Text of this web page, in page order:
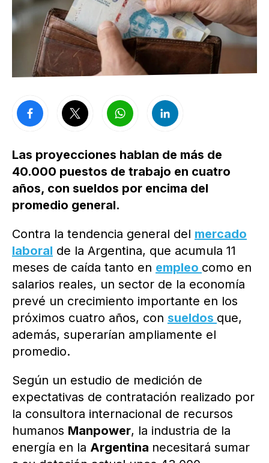
Las proyecciones hablan de más de
40.000 puestos de trabajo en cuatro
años, con sueldos por encima del
promedio general.
Contra la tendencia general del mercado
laboral de la Argentina, que acumula 11
meses de caída tanto en empleo como en
salarios reales, un sector de la economía
prevé un crecimiento importante en los
próximos cuatro años, con sueldos que,
además, superarían ampliamente el
promedio.
Según un estudio de medición de
expectativas de contratación realizado por
la consultora internacional de recursos
humanos Manpower, la industria de la
energía en la Argentina necesitará sumar